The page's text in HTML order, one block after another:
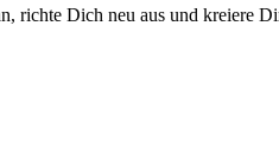
richte Dich neu aus und kreiere